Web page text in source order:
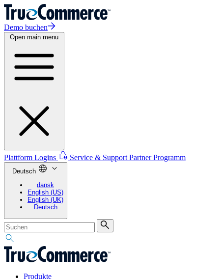
Demo buchen
Open main menu
Plattform Logins Service & Support Partner Programm
Deutsch
dansk
English (US)
English (UK)
Deutsch
Produkte